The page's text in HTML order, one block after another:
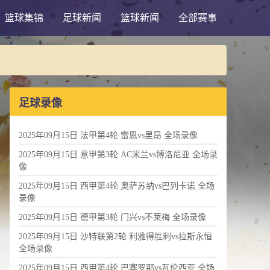
篮球集锦 足球新闻 篮球新闻 全部赛事
足球录像
2025年09月15日 法甲第4轮 雷恩vs里昂 全场录像
2025年09月15日 意甲第3轮 AC米兰vs博洛尼亚 全场录
像
2025年09月15日 西甲第4轮 奥萨苏纳vs巴列卡诺 全场
录像
2025年09月15日 德甲第3轮 门兴vs不莱梅 全场录像
2025年09月15日 沙特联第2轮 利雅得胜利vs拉斯永恒
全场录像
2025年09月15日 西甲第4轮 巴塞罗那vs瓦伦西亚 全场